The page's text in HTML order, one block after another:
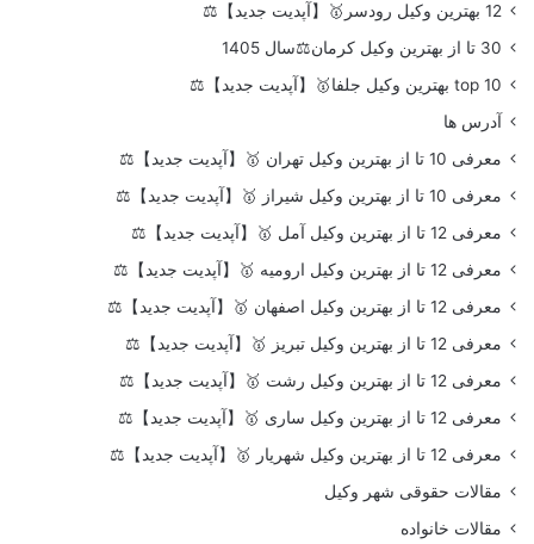
12 بهترین وکیل رودسر🥇【آپدیت جدید】⚖️
30 تا از بهترین وکیل کرمان⚖️سال 1405
top 10 بهترین وکیل جلفا🥇【آپدیت جدید】⚖️
آدرس ها
معرفی 10 تا از بهترین وکیل تهران 🥇【آپدیت جدید】⚖️
معرفی 10 تا از بهترین وکیل شیراز 🥇【آپدیت جدید】⚖️
معرفی 12 تا از بهترین وکیل آمل 🥇【آپدیت جدید】⚖️
معرفی 12 تا از بهترین وکیل ارومیه 🥇【آپدیت جدید】⚖️
معرفی 12 تا از بهترین وکیل اصفهان 🥇【آپدیت جدید】⚖️
معرفی 12 تا از بهترین وکیل تبریز 🥇【آپدیت جدید】⚖️
معرفی 12 تا از بهترین وکیل رشت 🥇【آپدیت جدید】⚖️
معرفی 12 تا از بهترین وکیل ساری 🥇【آپدیت جدید】⚖️
معرفی 12 تا از بهترین وکیل شهریار 🥇【آپدیت جدید】⚖️
مقالات حقوقی شهر وکیل
مقالات خانواده